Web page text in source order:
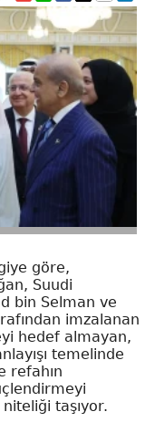
göre,
Suudi
bin Selman ve
imzalanan
hedef almayan,
temelinde
refahın
taşıyor.